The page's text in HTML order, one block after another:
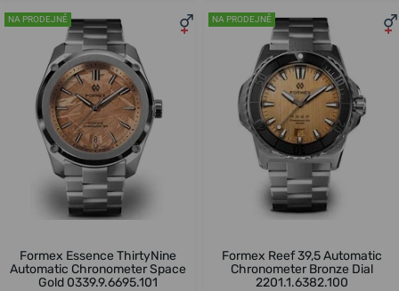
NA PRODEJNĚ
Formex Essence ThirtyNine
Automatic Chronometer Space
Gold 0339.9.6695.101
NA PRODEJNĚ
Formex Reef 39,5 Automatic
Chronometer Bronze Dial
2201.1.6382.100